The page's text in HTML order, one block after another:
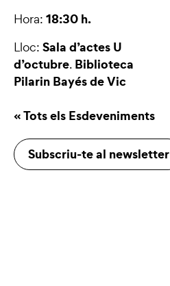
Hora: 18:30 h.
Lloc: Sala d’actes U
d’octubre. Biblioteca
Pilarin Bayés de Vic
« Tots els Esdeveniments
Subscriu-te al newsletter